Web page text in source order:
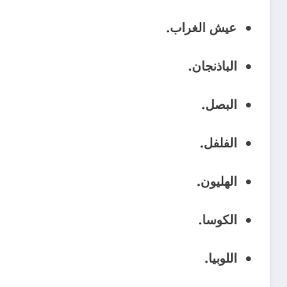
عيش الغراب.
الباذنجان.
البصل.
الفلفل.
الهليون.
الكوسا.
اللوبيا.